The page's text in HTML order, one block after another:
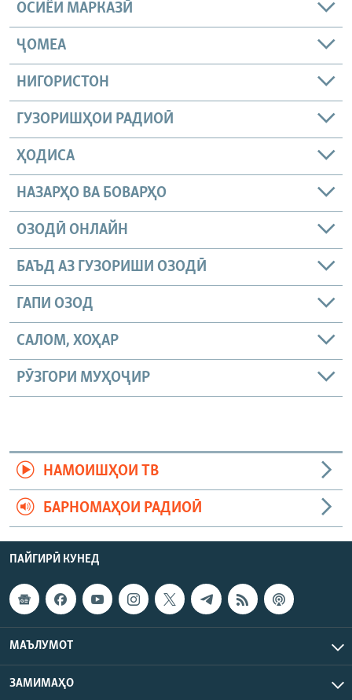
ОСИЁИ МАРКАЗӢ
ҶОМEА
НИГОРИСТОН
ГУЗОРИШҲОИ РАДИОӢ
ҲОДИСА
НАЗАРҲО ВА БОВАРҲО
ОЗОДӢ ОНЛАЙН
БАЪД АЗ ГУЗОРИШИ ОЗОДӢ
ГАПИ ОЗОД
САЛОМ, ХОҲАР
РӮЗГОРИ МУҲОҶИР
НАМОИШҲОИ ТВ
БАРНОМАҲОИ РАДИОӢ
ПАЙГИРӢ КУНЕД
МАЪЛУМОТ
ЗАМИМАҲО